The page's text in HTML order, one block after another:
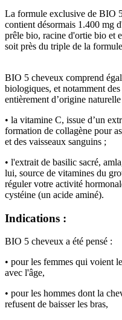
La formule exclusive de BIO
contient désormais 1.400 mg
prêle bio, racine d'ortie bio et
soit près du triple de la
BIO 5 cheveux comprend
biologiques, et notamment
entièrement d’origine
• la vitamine C, issue d’un
formation de collagène pour
et des vaisseaux sanguins ;
• l'extrait de basilic sacré,
lui, source de vitamines du
réguler votre activité
cystéine (un acide aminé).
Indications :
BIO 5 cheveux a été pensé :
• pour les femmes qui voient
avec l'âge,
• pour les hommes dont la
refusent de baisser les bras,